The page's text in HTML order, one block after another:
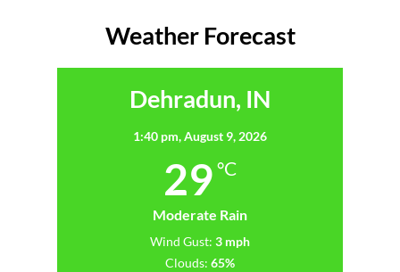
Weather Forecast
Dehradun, IN
1:40 pm,August 9, 2026
29 °C
Moderate Rain
Wind Gust: 3 mph
Clouds: 65%